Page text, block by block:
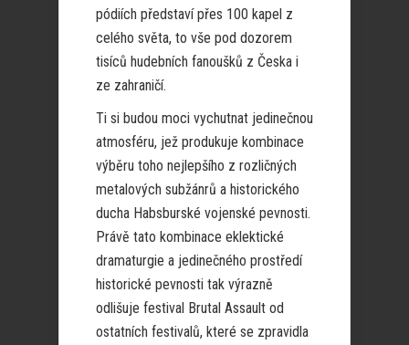
pódiích představí přes 100 kapel z
celého světa, to vše pod dozorem
tisíců hudebních fanoušků z Česka i
ze zahraničí.
Ti si budou moci vychutnat jedinečnou
atmosféru, jež produkuje kombinace
výběru toho nejlepšího z rozličných
metalových subžánrů a historického
ducha Habsburské vojenské pevnosti.
Právě tato kombinace eklektické
dramaturgie a jedinečného prostředí
historické pevnosti tak výrazně
odlišuje festival Brutal Assault od
ostatních festivalů, které se zpravidla